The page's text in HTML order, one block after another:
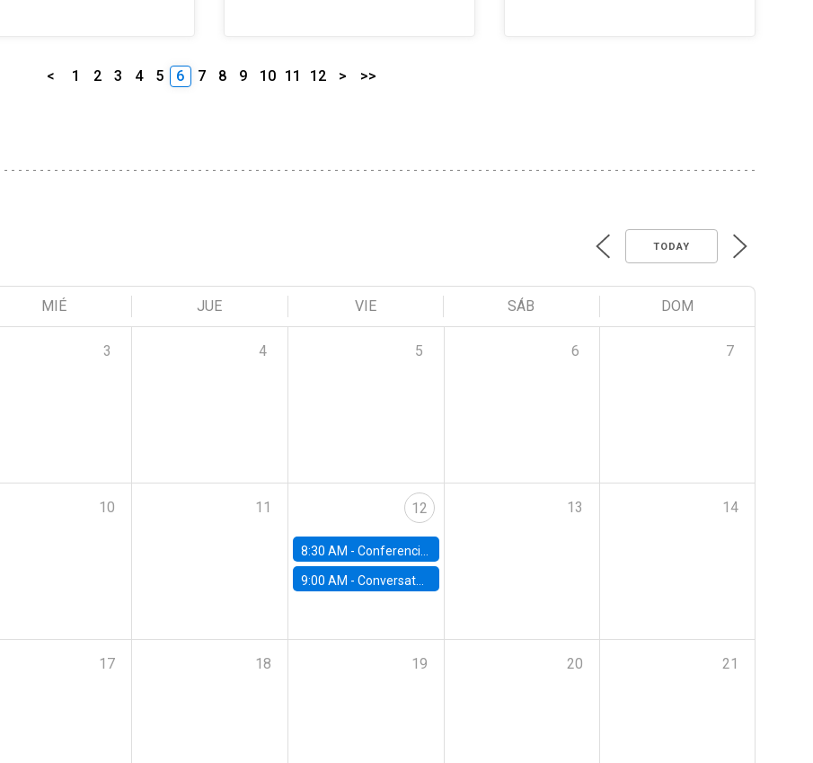
< 1 2 3 4 5 6 7 8 9 10 11 12 > >>
TODAY
MIÉ JUE VIE SÁB DOM
3 4 5 6 7
10 11 12
8:30 AM - Conferencia | IX Annual Santiago Macro Workshop
9:00 AM - Conversatorio | Avances en estudios de competencia en mercados financieros
13 14
17 18 19 20 21